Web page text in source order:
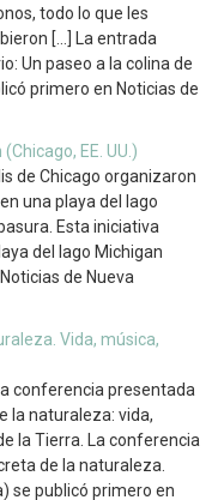
todo lo que les
[…] La entrada
Un paseo a la colina de
primero en Noticias de
EE. UU.)
de Chicago organizaron
una playa del lago
Esta iniciativa
del lago Michigan
de Nueva
Vida, música,
conferencia presentada
la naturaleza: vida,
la Tierra. La conferencia
de la naturaleza.
se publicó primero en